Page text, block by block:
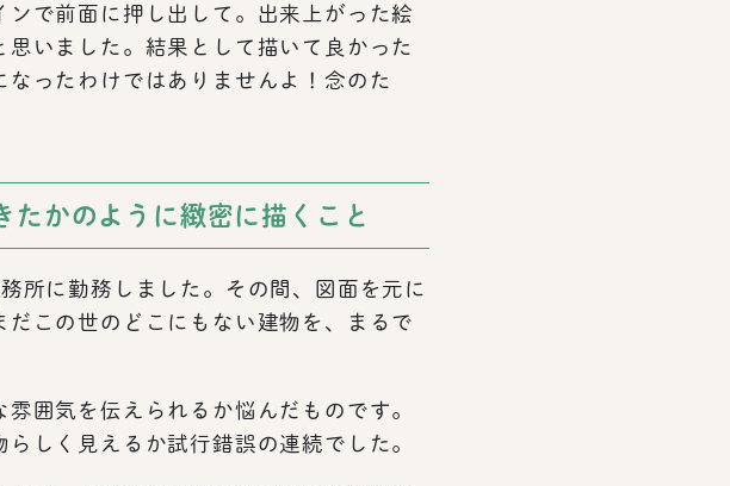
で前面に押し出して。出来上がった絵
いました。結果として描いて良かった
ったわけではありませんよ！念のた
たかのように緻密に描くこと
所に勤務しました。その間、図面を元に
この世のどこにもない建物を、まるで
囲気を伝えられるか悩んだものです。
しく見えるか試行錯誤の連続でした。